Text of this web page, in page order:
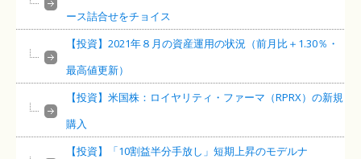
ース詰合せをチョイス
【投資】2021年８月の資産運用の状況（前月比＋1.30％・
最高値更新）
【投資】米国株：ロイヤリティ・ファーマ（RPRX）の新規
購入
【投資】「10割益半分手放し」短期上昇のモデルナ